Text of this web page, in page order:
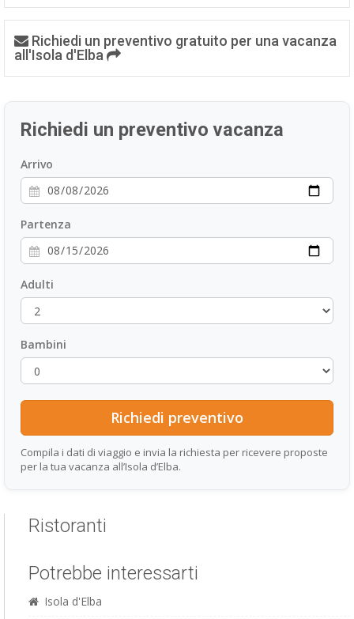
Richiedi un preventivo gratuito per una vacanza
all'Isola d'Elba
Richiedi un preventivo vacanza
Arrivo
Partenza
Adulti
Bambini
Compila i dati di viaggio e invia la richiesta per ricevere proposte
per la tua vacanza all’Isola d’Elba.
Ristoranti
Potrebbe interessarti
Isola d'Elba